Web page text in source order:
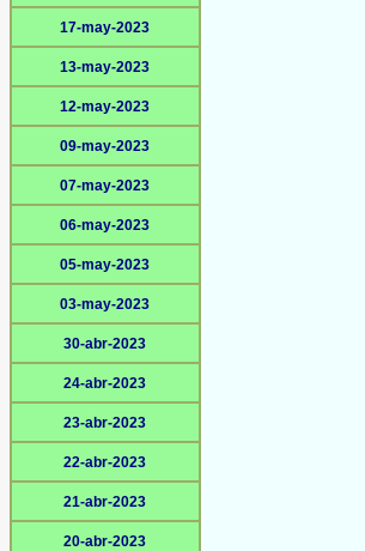
17-may-2023
13-may-2023
12-may-2023
09-may-2023
07-may-2023
06-may-2023
05-may-2023
03-may-2023
30-abr-2023
24-abr-2023
23-abr-2023
22-abr-2023
21-abr-2023
20-abr-2023